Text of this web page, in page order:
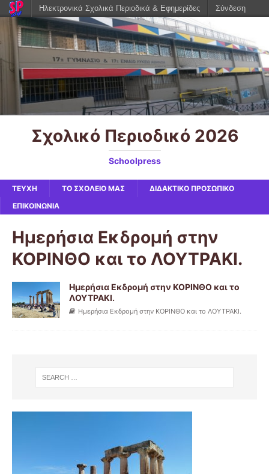
Σχολικό Περιοδικό 2026
Schoolpress
ΤΕΥΧΗ ΤΟ ΣΧΟΛΕΙΟ ΜΑΣ
ΔΙΔΑΚΤΙΚΟ ΠΡΟΣΩΠΙΚΟ
ΕΠΙΚΟΙΝΩΝΙΑ
Ημερήσια Εκδρομή στην
ΚΟΡΙΝΘΟ και το ΛΟΥΤΡΑΚΙ.
Ημερήσια Εκδρομή στην ΚΟΡΙΝΘΟ και το
ΛΟΥΤΡΑΚΙ.
Ημερήσια Εκδρομή στην ΚΟΡΙΝΘΟ και το ΛΟΥΤΡΑΚΙ.
Ηλεκτρονικά Σχολικά Περιοδικά & Εφημερίδες Σύνδεση